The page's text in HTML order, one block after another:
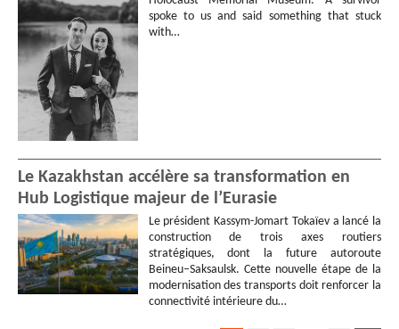
spoke to us and said something that stuck
with…
Le Kazakhstan accélère sa transformation en
Hub Logistique majeur de l’Eurasie
Le président Kassym-Jomart Tokaïev a lancé la
construction de trois axes routiers
stratégiques, dont la future autoroute
Beineu–Saksaulsk. Cette nouvelle étape de la
modernisation des transports doit renforcer la
connectivité intérieure du…